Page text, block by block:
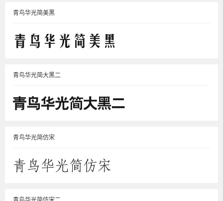
青鸟华光简美黑
青鸟华光简大黑二
青鸟华光简仿宋
青鸟华光简仿宋二